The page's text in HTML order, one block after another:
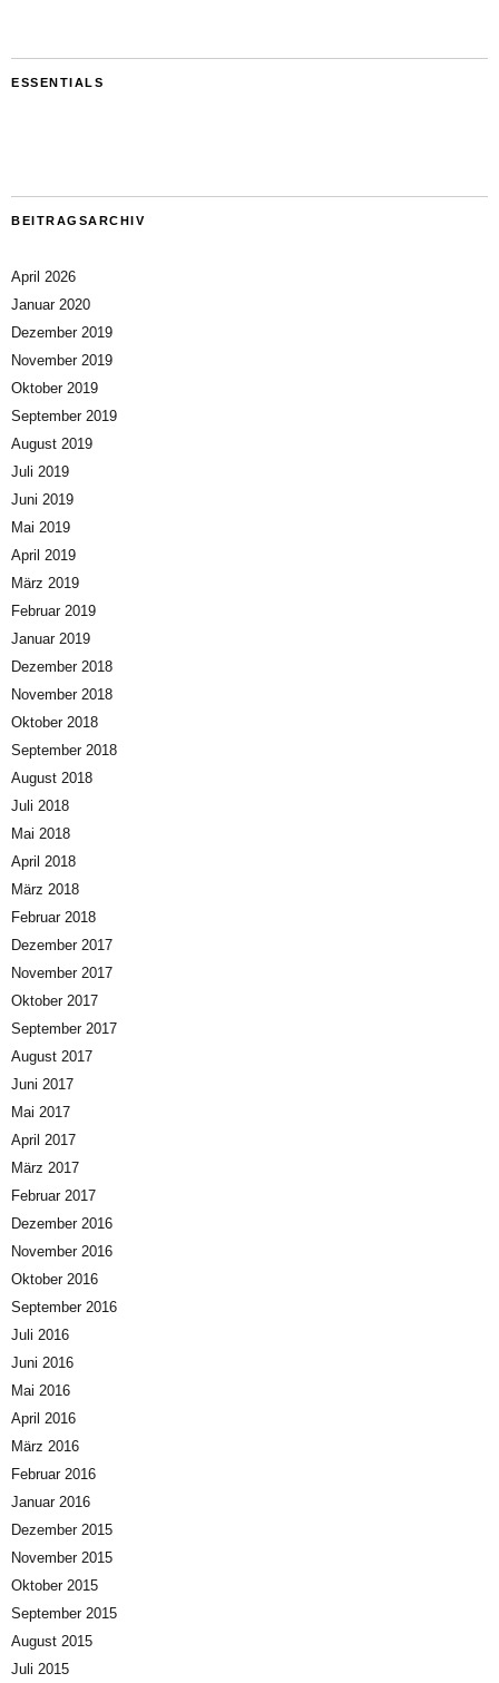
ESSENTIALS
BEITRAGSARCHIV
April 2026
Januar 2020
Dezember 2019
November 2019
Oktober 2019
September 2019
August 2019
Juli 2019
Juni 2019
Mai 2019
April 2019
März 2019
Februar 2019
Januar 2019
Dezember 2018
November 2018
Oktober 2018
September 2018
August 2018
Juli 2018
Mai 2018
April 2018
März 2018
Februar 2018
Dezember 2017
November 2017
Oktober 2017
September 2017
August 2017
Juni 2017
Mai 2017
April 2017
März 2017
Februar 2017
Dezember 2016
November 2016
Oktober 2016
September 2016
Juli 2016
Juni 2016
Mai 2016
April 2016
März 2016
Februar 2016
Januar 2016
Dezember 2015
November 2015
Oktober 2015
September 2015
August 2015
Juli 2015